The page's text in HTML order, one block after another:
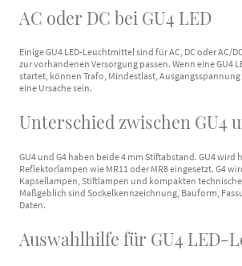
AC oder DC bei GU4 LED
Einige GU4 LED-Leuchtmittel sind für AC, DC oder AC/
zur vorhandenen Versorgung passen. Wenn eine GU4
startet, können Trafo, Mindestlast, Ausgangsspannung
eine Ursache sein.
Unterschied zwischen GU4
GU4 und G4 haben beide 4 mm Stiftabstand. GU4 wird
Reflektorlampen wie MR11 oder MR8 eingesetzt. G4
Kapsellampen, Stiftlampen und kompakten
Maßgeblich sind Sockelkennzeichnung, Bauform,
Daten.
Auswahlhilfe für GU4 LED-